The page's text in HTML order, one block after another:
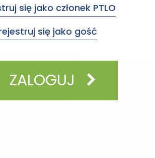
się jako członek PTLO
się jako gość
ZALOGUJ